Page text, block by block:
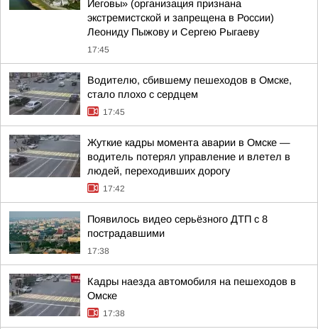
Иеговы» (организация признана
экстремистской и запрещена в России)
Леониду Пыжову и Сергею Рыгаеву
17:45
Водителю, сбившему пешеходов в Омске,
стало плохо с сердцем
17:45
Жуткие кадры момента аварии в Омске —
водитель потерял управление и влетел в
людей, переходивших дорогу
17:42
Появилось видео серьёзного ДТП с 8
пострадавшими
17:38
Кадры наезда автомобиля на пешеходов в
Омске
17:38